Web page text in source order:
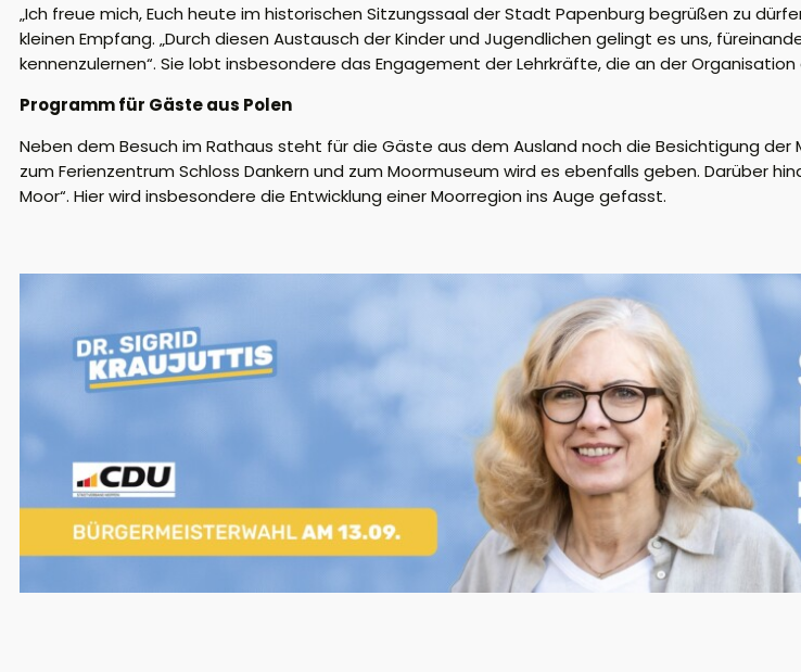
„Ich freue mich, Euch heute im historischen Sitzungssaal der Stadt Papenburg begrüßen zu
kleinen Empfang. „Durch diesen Austausch der Kinder und Jugendlichen gelingt es uns,
kennenzulernen“. Sie lobt insbesondere das Engagement der Lehrkräfte, die an der
Programm für Gäste aus Polen
Neben dem Besuch im Rathaus steht für die Gäste aus dem Ausland noch die Besichtigung der
zum Ferienzentrum Schloss Dankern und zum Moormuseum wird es ebenfalls geben. Darüber
Moor“. Hier wird insbesondere die Entwicklung einer Moorregion ins Auge gefasst.